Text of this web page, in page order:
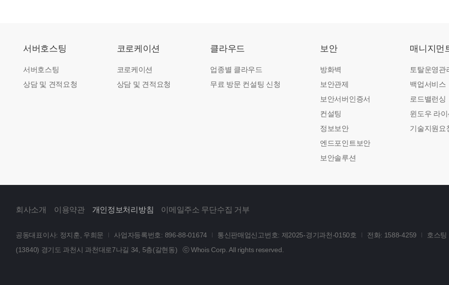
서버호스팅
서버호스팅
상담 및 견적요청
코로케이션
코로케이션
상담 및 견적요청
클라우드
업종별 클라우드
무료 방문 컨설팅 신청
보안
방화벽
보안관제
보안서버인증서
컨설팅
정보보안
엔드포인트보안
보안솔루션
매니지먼
토탈운영관
백업서비스
로드밸런싱
윈도우 라
기술지원요
회사소개 이용약관 개인정보처리방침 이메일주소 무단수집 거부
공동대표이사: 정지훈, 우희문 사업자등록번호: 896-88-01674 통신판매업신고번호: 제2025-경기과천-0150호 전화: 1588-4259
호스
(13840) 경기도 과천시 과천대로7나길 34, 5층(갈현동)
ⓒ Whois Corp. All rights reserved.